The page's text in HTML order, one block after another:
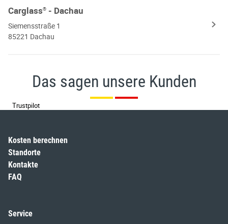
Carglass® - Dachau
Siemensstraße 1
85221 Dachau
Das sagen unsere Kunden
Trustpilot
Kosten berechnen
Standorte
Kontakte
FAQ
Service